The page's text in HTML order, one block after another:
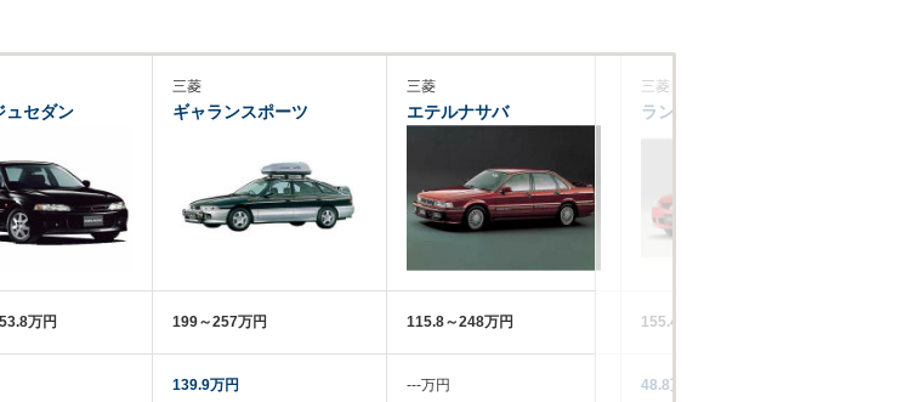
ュセダン
万円
三菱
ギャランスポーツ
199～257万円
139.9万円
三菱
エテルナサバ
115.8～248万円
‐‐‐万円
三菱
ランサーワゴン
155.4～220.3万円
48.8万円